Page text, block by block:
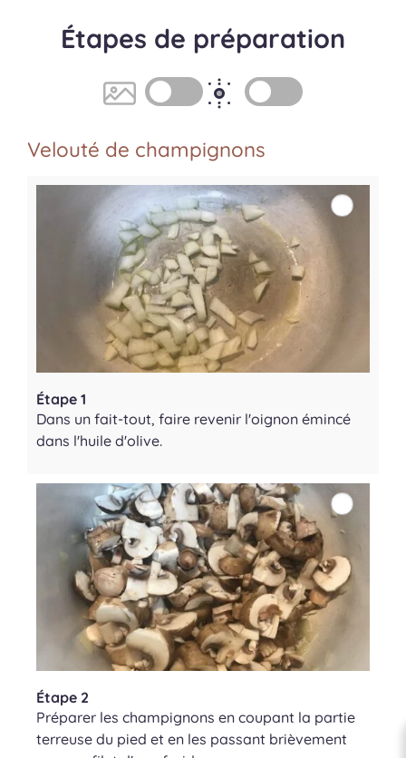
Étapes de préparation
Velouté de champignons
Étape 1
Dans un fait-tout, faire revenir l'oignon émincé
dans l'huile d'olive.
Étape 2
Préparer les champignons en coupant la partie
terreuse du pied et en les passant brièvement